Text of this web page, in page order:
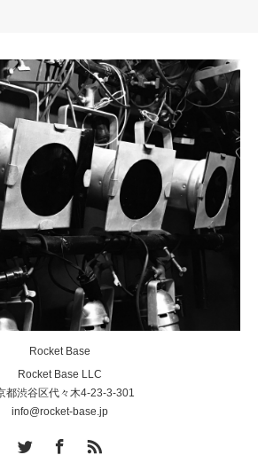
Rocket Base
Rocket Base LLC
都渋谷区代々木4-23-3-301
info@rocket-base.jp